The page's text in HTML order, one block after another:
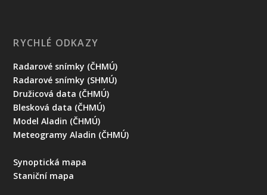
RYCHLÉ ODKAZY
Radarové snímky (ČHMÚ)
Radarové snímky (SHMÚ)
Družicová data (ČHMÚ)
Blesková data (ČHMÚ)
Model Aladin (ČHMÚ)
Meteogramy Aladin (ČHMÚ)
Synoptická mapa
Staniční mapa